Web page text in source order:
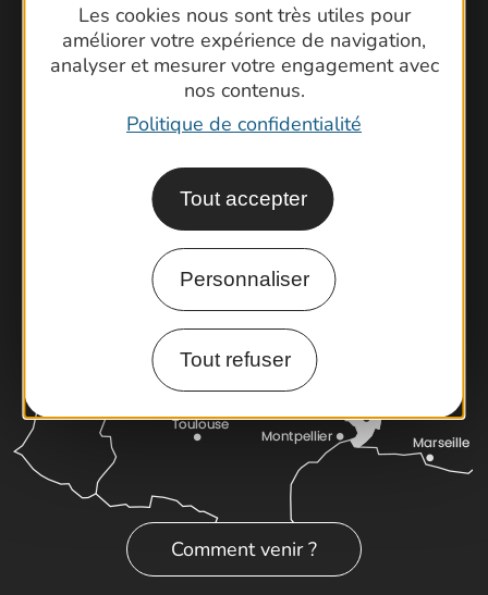
Les cookies nous sont très utiles pour
améliorer votre expérience de navigation,
analyser et mesurer votre engagement avec
nos contenus.
Politique de confidentialité
Tout accepter
Personnaliser
Tout refuser
Contactez-nous !
Foire aux questions
Brochures
Latitude Gard
Comment venir ?